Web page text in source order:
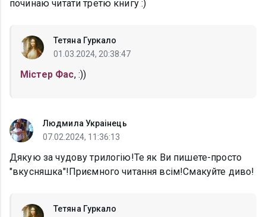
починаю читати третю книгу :)
Тетяна Гуркало
01.03.2024, 20:38:47
Містер Фас, :))
Людмила Украінець
07.02.2024, 11:36:13
Дякую за чудову трилогію!Те як Ви пишете-просто
"вкусняшка"!Приємного читання всім!Смакуйте диво!
Тетяна Гуркало